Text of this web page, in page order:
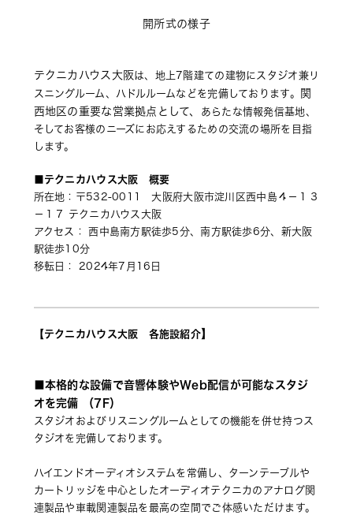
開所式の様子
テクニカハウス大阪は、地上7階建ての建物にスタジオ兼リ
スニングルーム、ハドルルームなどを完備しております。 関
西地区の重要な営業拠点として、
あらたな情報発信基地、
そしてお客様のニーズにお応えするための交流の場所を目指
します。
■テクニカハウス大阪　概要
所在地：〒532-0011　大阪府大阪市淀川区西中島４－１３
－１７ テクニカハウス大阪
アクセス： 西中島南方駅徒歩5分、南方駅徒歩6分、新大阪
駅徒歩10分
移転日： 2024年7月16日
【テクニカハウス大阪　各施設紹介】
■本格的な設備で音響体験やWeb配信が可能なスタジ
オを完備 （7F）
スタジオおよびリスニングルームとしての機能を併せ持つス
タジオを完備しております。
ハイエンドオーディオシステムを常備し、ターンテーブルや
カートリッジを中心としたオーディオテクニカのアナログ関
連製品や車載関連製品を最高の空間でご体感いただけます。